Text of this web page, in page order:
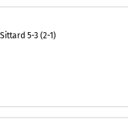
5-3 (2-1)